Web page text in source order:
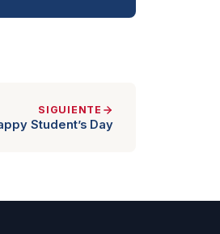
SIGUIENTE
Student’s Day